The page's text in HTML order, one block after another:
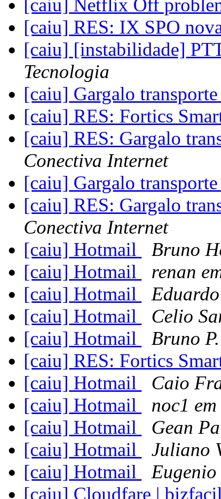
[caiu] Netflix Off
[caiu] RES: IX SPO
[caiu] [instabilidade]
Tecnologia
[caiu] Gargalo
[caiu] RES: Fortics
[caiu] RES: Gargalo
Conectiva Internet
[caiu] Gargalo
[caiu] RES: Gargalo
Conectiva Internet
[caiu] Hotmail
Bruno
[caiu] Hotmail
renan
[caiu] Hotmail
[caiu] Hotmail
Celio
[caiu] Hotmail
Bruno
[caiu] RES: Fortics
[caiu] Hotmail
Caio
[caiu] Hotmail
noc1
[caiu] Hotmail
Gean
[caiu] Hotmail
Juliano
[caiu] Hotmail
Eugenio
[caiu] Cloudfare |